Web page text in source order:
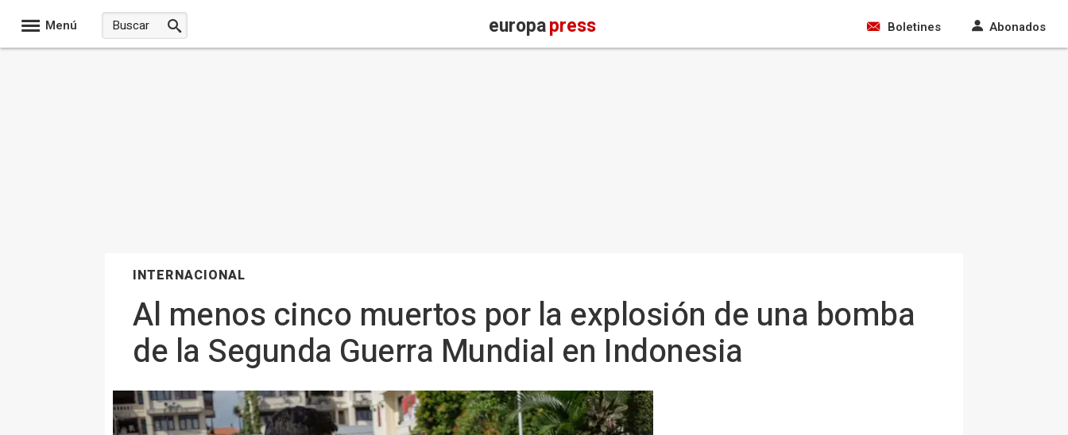
Menú europapress Boletines Abonados
INTERNACIONAL
Al menos cinco muertos por la explosión de una bomba
de la Segunda Guerra Mundial en Indonesia